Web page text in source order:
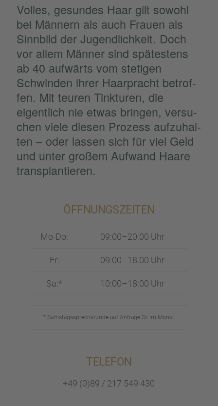
Volles, gesun­des Haar gilt sowohl
bei Männern als auch Frauen als
Sinnbild der Jugend­lich­keit. Doch
vor allem Männer sind spätes­tens
ab 40 aufwärts vom steti­gen
Schwin­den ihrer Haarpracht betrof­
fen. Mit teuren Tinktu­ren, die
eigent­lich nie etwas bringen, versu­
chen viele diesen Prozess aufzu­hal­
ten – oder lassen sich für viel Geld
und unter großem Aufwand Haare
trans­plan­tie­ren.
ÖFFNUNGS­ZEI­TEN
Mo-Do: 09:00–20:00 Uhr
Fr: 09:00–18:00 Uhr
Sa:* 10:00–18:00 Uhr
* Samstags­sprech­stunde auf Anfrage 3x im Monat
TELEFON
+49 (0)89 / 217 549 430